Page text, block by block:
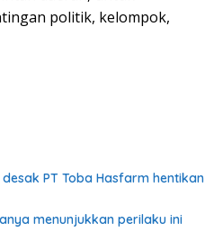
politik, kelompok,
PT Toba Hasfarm hentikan
menunjukkan perilaku ini